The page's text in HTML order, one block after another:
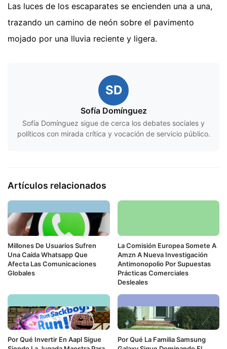
Las luces de los escaparates se encienden una a una,
trazando un camino de neón sobre el pavimento
mojado por una lluvia reciente y ligera.
SD
Sofía Domínguez
Sofía Domínguez sigue de cerca los debates sociales y
políticos con mirada crítica y vocación de servicio público.
Artículos relacionados
Millones De Usuarios Sufren
Una Caída Whatsapp Que
Afecta Las Comunicaciones
Globales
La Comisión Europea Somete A
Amzn A Nueva Investigación
Antimonopolio Por Supuestas
Prácticas Comerciales
Desleales
Por Qué Invertir En Aapl Sigue
Por Qué La Familia Samsung